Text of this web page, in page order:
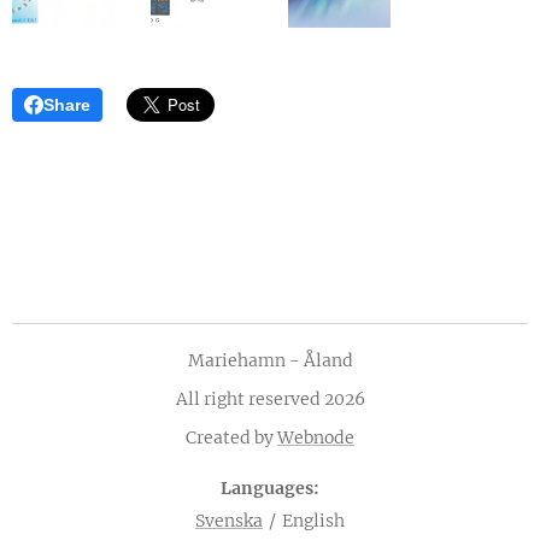
Share
Mariehamn - Åland
All right reserved 2026
Created byWebnode
Languages
Svenska
English